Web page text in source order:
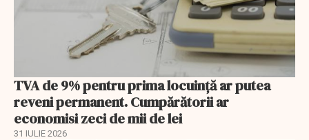
TVA de 9% pentru prima locuință ar putea
reveni permanent. Cumpărătorii ar
economisi zeci de mii de lei
31 IULIE 2026